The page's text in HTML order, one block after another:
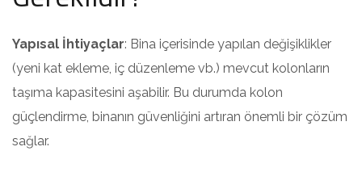
Yapısal İhtiyaçlar: Bina içerisinde yapılan değişiklikler
(yeni kat ekleme, iç düzenleme vb.) mevcut kolonların
taşıma kapasitesini aşabilir. Bu durumda kolon
güçlendirme, binanın güvenliğini artıran önemli bir çözüm
sağlar.